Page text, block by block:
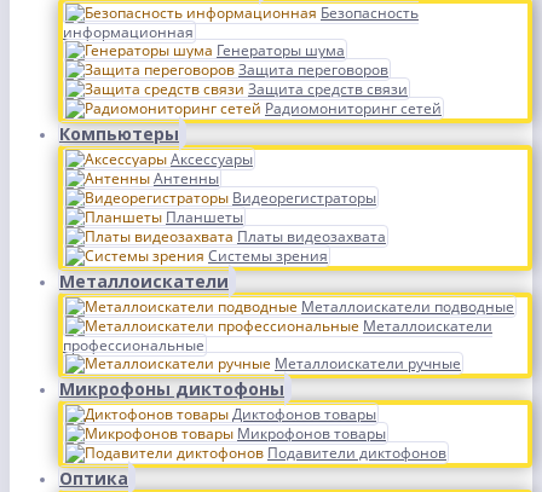
Безопасность
информационная
Генераторы шума
Защита переговоров
Защита средств связи
Радиомониторинг сетей
Компьютеры
Аксессуары
Антенны
Видеорегистраторы
Планшеты
Платы видеозахвата
Системы зрения
Металлоискатели
Металлоискатели подводные
Металлоискатели
профессиональные
Металлоискатели ручные
Микрофоны диктофоны
Диктофонов товары
Микрофонов товары
Подавители диктофонов
Оптика